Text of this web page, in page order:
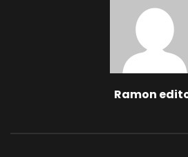
Ramon